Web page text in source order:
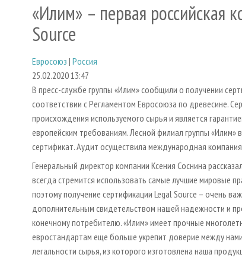
«Илим» – первая российская
Source
Евросоюз | Россия
25.02.2020 13:47
В пресс-службе группы «Илим» сообщили о получении
соответствии с Регламентом Евросоюза по древесине.
происхождения используемого сырья и является
европейским требованиям. Лесной филиал группы
сертификат. Аудит осуществила международная компания
Генеральный директор компании Ксения Соснина
всегда стремится использовать самые лучшие мировые
поэтому получение сертификации Legal Source – очень
дополнительным свидетельством нашей надежности и
конечному потребителю. «Илим» имеет прочные
евростандартам еще больше укрепит доверие между
легальности сырья, из которого изготовлена наша